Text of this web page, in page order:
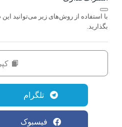
با استفاده از روش‌های زیر می‌توانید
بگذارید.
تلگرام
فیسبوک